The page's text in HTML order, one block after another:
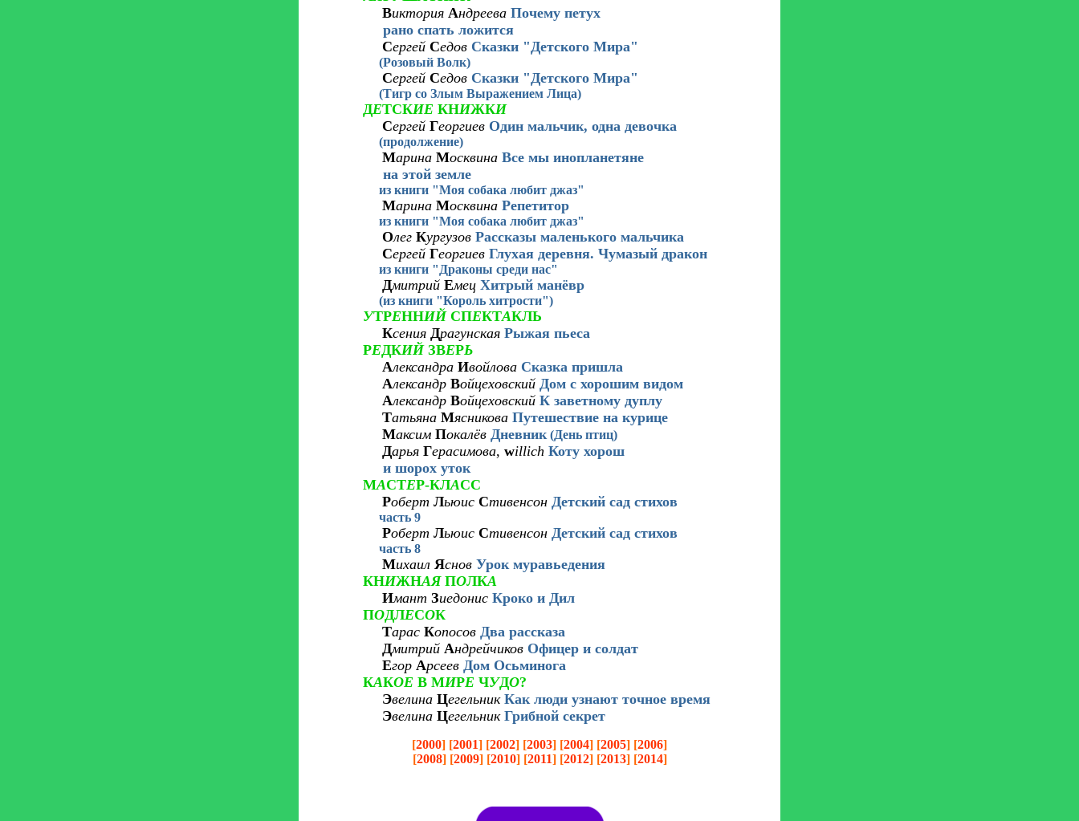
Виктория Андреева Почему петух
рано спать ложится
Сергей Седов Сказки "Детского Мира"
(Розовый Волк)
Сергей Седов Сказки "Детского Мира"
(Тигр со Злым Выражением Лица)
ДЕТСКИЕ КНИЖКИ
Сергей Георгиев Один мальчик, одна девочка
(продолжение)
Марина Москвина Все мы инопланетяне
на этой земле
из книги "Моя собака любит джаз"
Марина Москвина Репетитор
из книги "Моя собака любит джаз"
Олег Кургузов Рассказы маленького мальчика
Сергей Георгиев Глухая деревня. Чумазый дракон
из книги "Драконы среди нас"
Дмитрий Емец Хитрый манёвр
(из книги "Король хитрости")
УТРЕННИЙСПЕКТАКЛЬ
Ксения Драгунская Рыжая пьеса
РЕДКИЙЗВЕРЬ
Александра Ивойлова Сказка пришла
Александр Войцеховский Дом с хорошим видом
Александр Войцеховский К заветному дуплу
Татьяна Мясникова Путешествие на курице
Максим Покалёв Дневник (День птиц)
Дарья Герасимова, willich Коту хорош
и шорох уток
МАСТЕР-КЛАСС
Роберт Льюис Стивенсон Детский сад стихов
часть 9
Роберт Льюис Стивенсон Детский сад стихов
часть 8
Михаил Яснов Урок муравьедения
КНИЖНАЯПОЛКА
Имант Зиедонис Кроко и Дил
ПОДЛЕСОК
Тарас Копосов Два рассказа
Дмитрий Андрейчиков Офицер и солдат
Егор Арсеев Дом Осьминога
КАКОЕ В МИРЕ ЧУДО?
Эвелина Цегельник Как люди узнают точное время
Эвелина Цегельник Грибной секрет
[2000] [2001] [2002] [2003] [2004] [2005] [2006]
[2008] [2009] [2010] [2011] [2012] [2013] [2014]